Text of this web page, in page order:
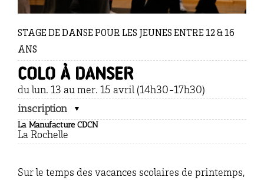
STAGE DE DANSE POUR LES JEUNES ENTRE 12 & 16
ANS
Colo à danser
du lun. 13 au mer. 15 avril (14h30-17h30)
inscription
La Manufacture CDCN
La Rochelle
Sur le temps des vacances scolaires de printemps,